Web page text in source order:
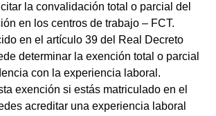
la convalidación total o parcial del
en los centros de trabajo – FCT.
en el artículo 39 del Real Decreto
determinar la exención total o parcial
con la experiencia laboral.
exención si estás matriculado en el
acreditar una experiencia laboral